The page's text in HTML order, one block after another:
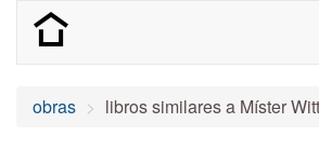
obras libros similares a Míster